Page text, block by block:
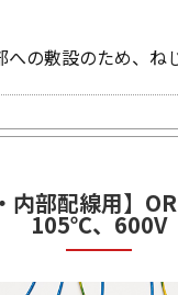
への敷設のため、ね
内部配線用】
105℃、600V